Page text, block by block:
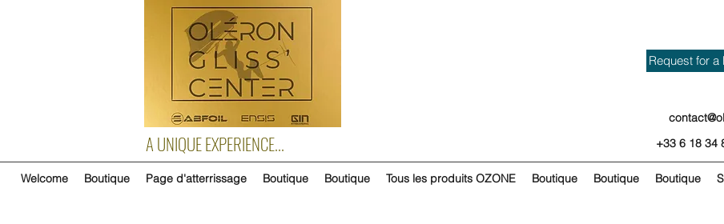
A UNIQUE EXPERIENCE...
Request for a
+33 6 18 34
Welcome Boutique Page d'atterrissage Boutique Boutique Tous les produits OZONE Boutique Boutique Boutique